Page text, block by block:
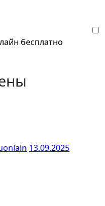
бесплатно
13.09.2025